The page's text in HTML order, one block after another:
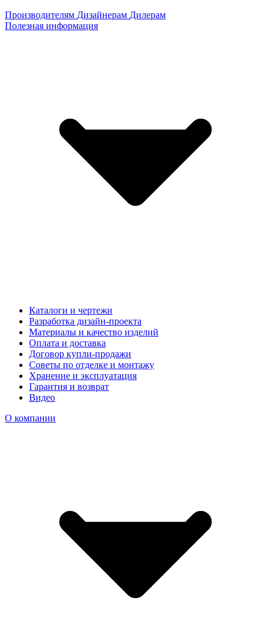
Производителям Дизайнерам Дилерам
Полезная информация
Каталоги и чертежи
Разработка дизайн-проекта
Материалы и качество изделий
Оплата и доставка
Договор купли-продажи
Советы по отделке и монтажу
Хранение и эксплуатация
Гарантия и возврат
Видео
О компании